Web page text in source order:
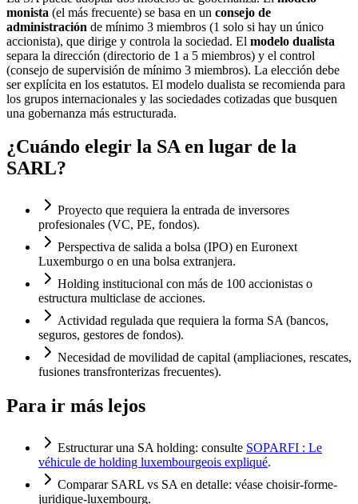
monista (el más frecuente) se basa en un consejo de
administración de mínimo 3 miembros (1 solo si hay un único
accionista), que dirige y controla la sociedad. El modelo dualista
separa la dirección (directorio de 1 a 5 miembros) y el control
(consejo de supervisión de mínimo 3 miembros). La elección debe
ser explícita en los estatutos. El modelo dualista se recomienda para
los grupos internacionales y las sociedades cotizadas que busquen
una gobernanza más estructurada.
¿Cuándo elegir la SA en lugar de la
SARL?
Proyecto que requiera la entrada de inversores
profesionales (VC, PE, fondos).
Perspectiva de salida a bolsa (IPO) en Euronext
Luxemburgo o en una bolsa extranjera.
Holding institucional con más de 100 accionistas o
estructura multiclase de acciones.
Actividad regulada que requiera la forma SA (bancos,
seguros, gestores de fondos).
Necesidad de movilidad de capital (ampliaciones, rescates,
fusiones transfronterizas frecuentes).
Para ir más lejos
Estructurar una SA holding: consulte SOPARFI : Le
véhicule de holding luxembourgeois expliqué.
Comparar SARL vs SA en detalle: véase choisir-forme-
juridique-luxembourg.